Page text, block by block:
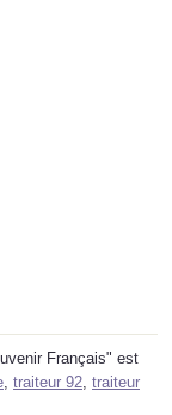
Français" est
traiteur 92 traiteur